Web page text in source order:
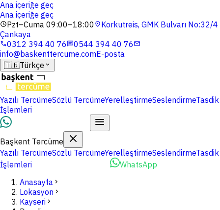
Ana içeriğe geç
Ana içeriğe geç
schedulePzt–Cuma 09:00–18:00 location_onKorkutreis, GMK Bulvarı No:32/4
Çankaya
phone0312 394 40 76chat0544 394 40 76mail
info@baskenttercume.comE-posta
🇹🇷Türkçe expand_more
Yazılı TercümeSözlü TercümeYerelleştirmeSeslendirmeTasdik
İşlemleri
Başkent Tercüme
Yazılı TercümeSözlü TercümeYerelleştirmeSeslendirmeTasdik
İşlemleri
WhatsApp
Anasayfa chevron_right
Lokasyon chevron_right
Kayseri chevron_right